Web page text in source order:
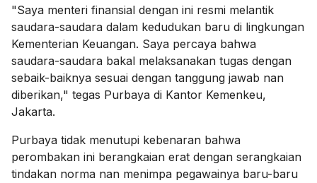
"Saya menteri finansial dengan ini resmi melantik
saudara-saudara dalam kedudukan baru di lingkungan
Kementerian Keuangan. Saya percaya bahwa
saudara-saudara bakal melaksanakan tugas dengan
sebaik-baiknya sesuai dengan tanggung jawab nan
diberikan," tegas Purbaya di Kantor Kemenkeu,
Jakarta.
Purbaya tidak menutupi kebenaran bahwa
perombakan ini berangkaian erat dengan serangkaian
tindakan norma nan menimpa pegawainya baru-baru